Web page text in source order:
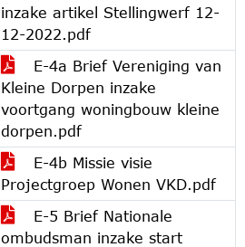
inzake artikel Stellingwerf 12-
12-2022.pdf
E-4a Brief Vereniging van
Kleine Dorpen inzake
voortgang woningbouw kleine
dorpen.pdf
E-4b Missie visie
Projectgroep Wonen VKD.pdf
E-5 Brief Nationale
ombudsman inzake start